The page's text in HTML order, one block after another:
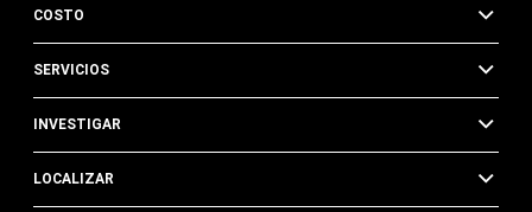
COSTO
SERVICIOS
INVESTIGAR
LOCALIZAR